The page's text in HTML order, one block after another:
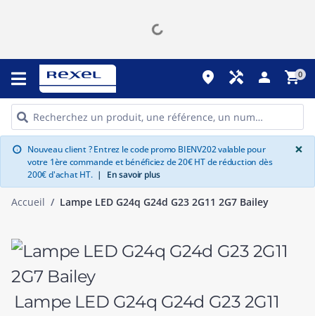
place handyman person shopping_cart0
info Nouveau client ? Entrez le code promo BIENV202 valable pour
votre 1ère commande et bénéficiez de 20€ HT de réduction dès
200€ d'achat HT. | En savoir plus
×
Accueil Lampe LED G24q G24d G23 2G11 2G7 Bailey
Lampe LED G24q G24d G23 2G11